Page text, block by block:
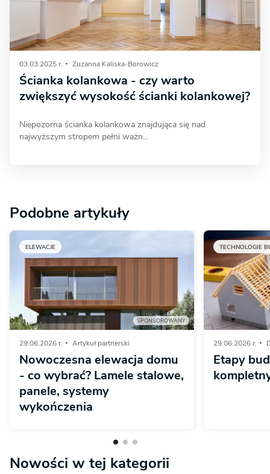
03.03.2025 r. Zuzanna Kaliska-Borowicz
Ścianka kolankowa - czy warto
zwiększyć wysokość ścianki kolankowej?
Niepozorna ścianka kolankowa znajdująca się nad
najwyższym stropem pełni ważn...
Podobne artykuły
ELEWACJE
SPONSOROWANY
29.06.2026 r. Artykuł partnerski
Nowoczesna elewacja domu
- co wybrać? Lamele stalowe,
panele, systemy
wykończenia
TECHNOLOGIE
29.06.2026 r.
Etapy
Nowości w tej kategorii